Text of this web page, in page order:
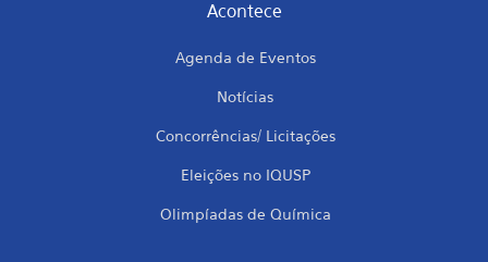
Acontece
Agenda de Eventos
Notícias
Concorrências/ Licitações
Eleições no IQUSP
Olimpíadas de Química